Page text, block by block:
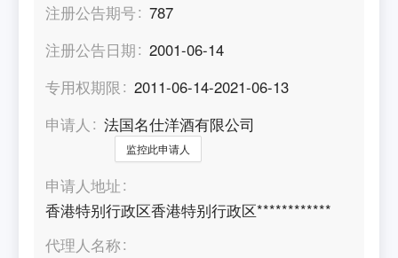
注册公告期号
787
注册公告日期
2001-06-14
专用权期限
2011-06-14-2021-06-13
申请人
法国名仕洋酒有限公司
监控此申请人
申请人地址
香港特别行政区香港特别行政区************
代理人名称